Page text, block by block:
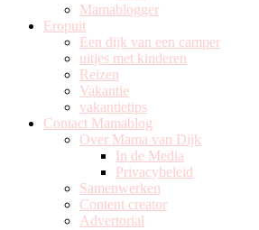
Mamablogger
Eropuit
Een dijk van een camper
uitjes met kinderen
Reizen
Vakantie
vakantietips
Contact Mamablog
Over Mama van Dijk
In de Media
Privacybeleid
Samenwerken
Content creator
Advertorial